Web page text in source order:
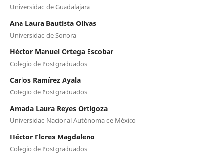
Universidad de Guadalajara
Ana Laura Bautista Olivas
Universidad de Sonora
Héctor Manuel Ortega Escobar
Colegio de Postgraduados
Carlos Ramírez Ayala
Colegio de Postgraduados
Amada Laura Reyes Ortigoza
Universidad Nacional Autónoma de México
Héctor Flores Magdaleno
Colegio de Postgraduados